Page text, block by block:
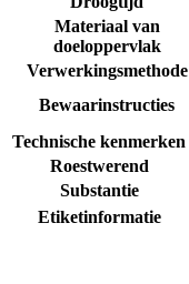
Materiaal van
doeloppervlak
Verwerkingsmethode
Bewaarinstructies
Technische kenmerken
Roestwerend
Substantie
Etiketinformatie